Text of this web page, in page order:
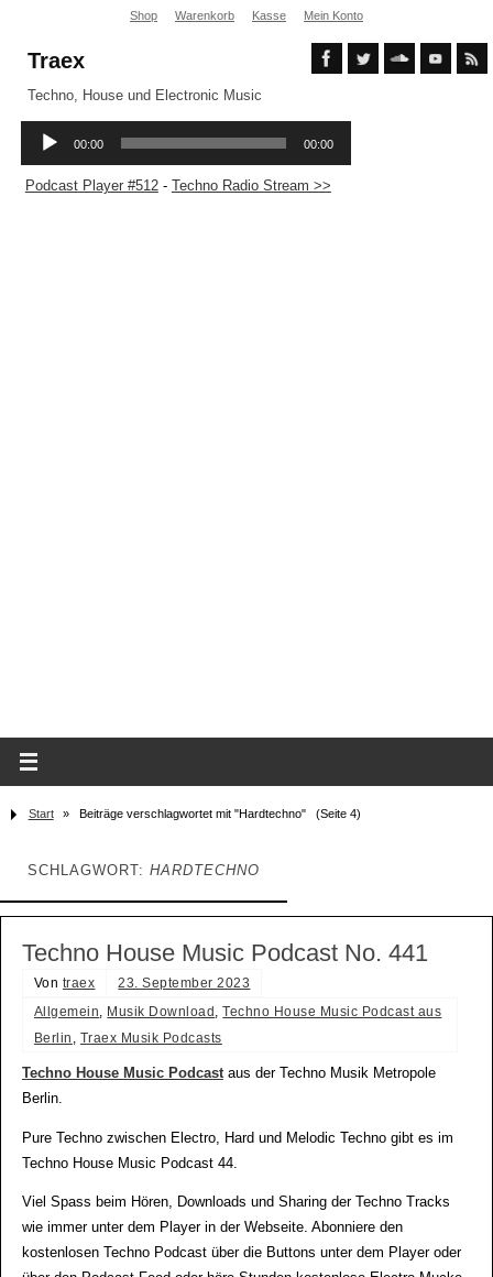
Shop Warenkorb Kasse Mein Konto
Traex
Techno, House und Electronic Music
Podcast Player #512- Techno Radio Stream >>
Start » Beiträge verschlagwortet mit "Hardtechno" (Seite 4)
SCHLAGWORT: HARDTECHNO
Techno House Music Podcast No. 441
Von traex
23. September 2023
Allgemein, Musik Download ,Techno House Music Podcast aus
Berlin , Traex Musik Podcasts
Techno House Music Podcastaus der Techno Musik Metropole
Berlin.
Pure Techno zwischen Electro, Hard und Melodic Techno gibt es im
Techno House Music Podcast 44.
Viel Spass beim Hören, Downloads und Sharing der Techno Tracks
wie immer unter dem Player in der Webseite. Abonniere den
kostenlosen Techno Podcast über die Buttons unter dem Player oder